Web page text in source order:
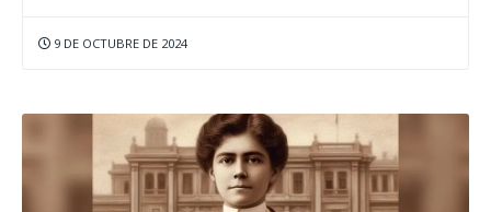
9 DE OCTUBRE DE 2024